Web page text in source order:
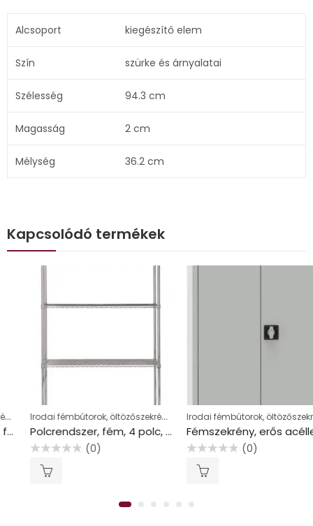
Alcsoport kiegészítő elem
Szín szürke és árnyalatai
Szélesség 94.3 cm
Magasság 2 cm
Mélység 36.2 cm
Kapcsolódó termékek
Irodai fémbútorok, öltözőszekrények
Polcrendszer, fém, 4 polc, 160x90x35 cm, ALBA
(0)
Irodai fémbútorok, öltözőszekrények
Fémszekrény, erős acéllemez, kétajtós, 115x80x40 cm, két polcos, világosszürke
(0)